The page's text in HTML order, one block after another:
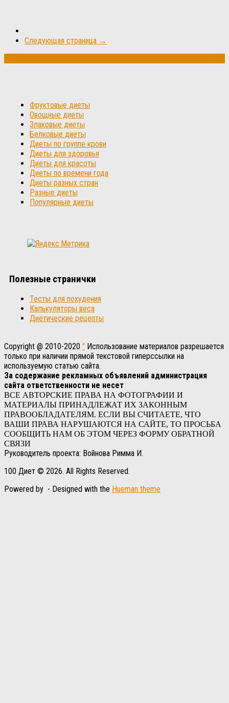
Следующая страница →
Фруктовые диеты
Овощные диеты
Злаковые диеты
Белковые диеты
Диеты по группе крови
Диеты для здоровья
Диеты для красоты
Диеты по времени года
Диеты разных стран
Разные диеты
Популярные диеты
Полезные странички
Тесты для похудения
Калькуляторы веса
Диетические рецепты
Copyright @ 2010-2020 " Использование материалов разрешается
только при наличии прямой текстовой гиперссылки на
используемую статью сайта.
За содержание рекламных объявлений администрация
сайта ответственности не несет
ВСЕ АВТОРСКИЕ ПРАВА НА ФОТОГРАФИИ И
МАТЕРИАЛЫ ПРИНАДЛЕЖАТ ИХ ЗАКОННЫМ
ПРАВООБЛАДАТЕЛЯМ. ЕСЛИ ВЫ СЧИТАЕТЕ, ЧТО
ВАШИ ПРАВА НАРУШАЮТСЯ НА САЙТЕ, ТО ПРОСЬБА
СООБЩИТЬ НАМ ОБ ЭТОМ ЧЕРЕЗ ФОРМУ ОБРАТНОЙ
СВЯЗИ
Руководитель проекта: Войнова Римма И.
100 Диет © 2026. All Rights Reserved.
Powered by - Designed with the Hueman theme